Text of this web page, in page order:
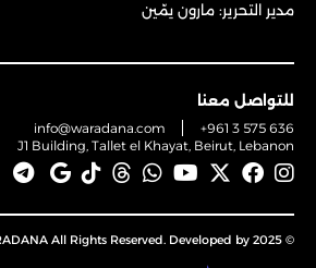
مدير التحرير: مارون يمّين
للتواصل معنا
info@waradana.com
+961 3 575 636
J1 Building, Tallet el Khayat, Beirut, Lebanon
© 2025 WARADANA All Rights Reserved. Developed by